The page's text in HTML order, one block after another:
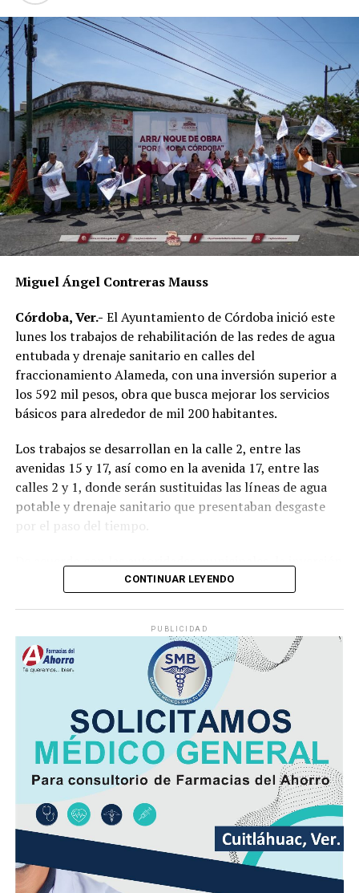
Con este tipo de acciones, habitantes de San Matías Los
Mangos buscan incentivar la participación ciudadana en
actividades de conservación ambiental y fortalecer la
cultura de la reforestación en la comunidad.
Miguel Ángel Contreras Mauss
Córdoba, Ver.- El Ayuntamiento de Córdoba inició este
lunes los trabajos de rehabilitación de las redes de agua
entubada y drenaje sanitario en calles del
fraccionamiento Alameda, con una inversión superior a
los 592 mil pesos, obra que busca mejorar los servicios
básicos para alrededor de mil 200 habitantes.
Los trabajos se desarrollan en la calle 2, entre las
avenidas 15 y 17, así como en la avenida 17, entre las
calles 2 y 1, donde serán sustituidas las líneas de agua
potable y drenaje sanitario que presentaban desgaste
por el paso del tiempo.
De acuerdo con las autoridades municipales, la inversión
destinada asciende a592 mil 512 pesos con 10
(FAISMUN).
Durante el arranque de la obra, el alcaldeManuel
señaló que la renovación de estas redes
permitirá ofrecer un servicio más eficiente y reducir los
riesgos derivados de fugas o fallas en la infraestructura
hidráulica y sanitaria.
Además del beneficio inmediato para las familias de la
zona, la intervención busca prevenir hundimientos y
daños en la vialidad ocasionados por tuberías
deterioradas, lo que también disminuirá la necesidad de
reparaciones de emergencia en el futuro.
CONTINUAR LEYENDO
PUBLICIDAD